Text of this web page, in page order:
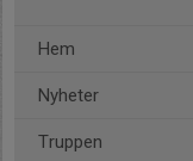
Hem
Nyheter
Truppen